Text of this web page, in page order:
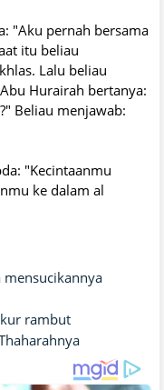
"Aku pernah bersama
itu beliau
Lalu beliau
Hurairah bertanya:
Beliau menjawab:
"Kecintaanmu
ke dalam al
mensucikannya
rambut